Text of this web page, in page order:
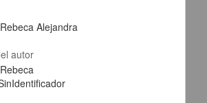
la Salud
Alejandra
autor